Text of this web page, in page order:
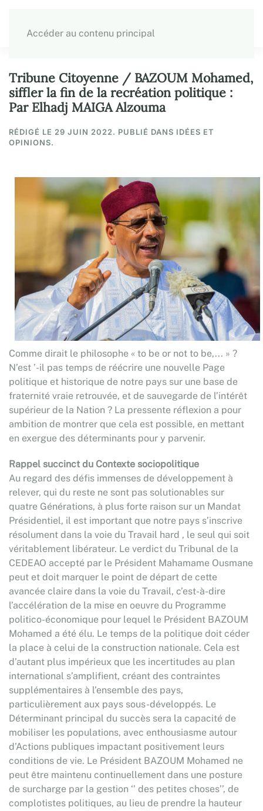
Accéder au contenu principal
Tribune Citoyenne / BAZOUM Mohamed,
siffler la fin de la recréation politique :
Par Elhadj MAIGA Alzouma
RÉDIGÉ LE 29 JUIN 2022. PUBLIÉ DANS IDÉES ET
OPINIONS.
Comme dirait le philosophe « to be or not to be,... » ?
N’est ’-il pas temps de réécrire une nouvelle Page
politique et historique de notre pays sur une base de
fraternité vraie retrouvée, et de sauvegarde de l’intérêt
supérieur de la Nation ? La pressente réflexion a pour
ambition de montrer que cela est possible, en mettant
en exergue des déterminants pour y parvenir.
Rappel succinct du Contexte sociopolitique
Au regard des défis immenses de développement à
relever, qui du reste ne sont pas solutionables sur
quatre Générations, à plus forte raison sur un Mandat
Présidentiel, il est important que notre pays s’inscrive
résolument dans la voie du Travail hard , le seul qui soit
véritablement libérateur. Le verdict du Tribunal de la
CEDEAO accepté par le Président Mahamame Ousmane
peut et doit marquer le point de départ de cette
avancée claire dans la voie du Travail, c’est-à-dire
l’accélération de la mise en oeuvre du Programme
politico-économique pour lequel le Président BAZOUM
Mohamed a été élu. Le temps de la politique doit céder
la place à celui de la construction nationale. Cela est
d’autant plus impérieux que les incertitudes au plan
international s’amplifient, créant des contraintes
supplémentaires à l’ensemble des pays,
particulièrement aux pays sous-développés. Le
Déterminant principal du succès sera la capacité de
mobiliser les populations, avec enthousiasme autour
d’Actions publiques impactant positivement leurs
conditions de vie. Le Président BAZOUM Mohamed ne
peut être maintenu continuellement dans une posture
de surcharge par la gestion ‘’ des petites choses’’, de
complotistes politiques, au lieu de prendre la hauteur